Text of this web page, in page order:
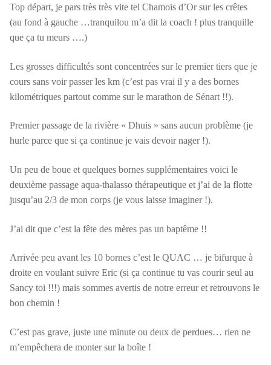
Top départ, je pars très très vite tel Chamois d’Or sur les crêtes
(au fond à gauche …tranquilou m’a dit la coach ! plus tranquille
que ça tu meurs ….)
Les grosses difficultés sont concentrées sur le premier tiers que je
cours sans voir passer les km (c’est pas vrai il y a des bornes
kilométriques partout comme sur le marathon de Sénart !!).
Premier passage de la rivière « Dhuis » sans aucun problème (je
hurle parce que si ça continue je vais devoir nager !).
Un peu de boue et quelques bornes supplémentaires voici le
deuxième passage aqua-thalasso thérapeutique et j’ai de la flotte
jusqu’au 2/3 de mon corps (je vous laisse imaginer !).
J’ai dit que c’est la fête des mères pas un baptême !!
Arrivée peu avant les 10 bornes c’est le QUAC … je bifurque à
droite en voulant suivre Eric (si ça continue tu vas courir seul au
Sancy toi !!!) mais sommes avertis de notre erreur et retrouvons le
bon chemin !
C’est pas grave, juste une minute ou deux de perdues… rien ne
m’empêchera de monter sur la boîte !